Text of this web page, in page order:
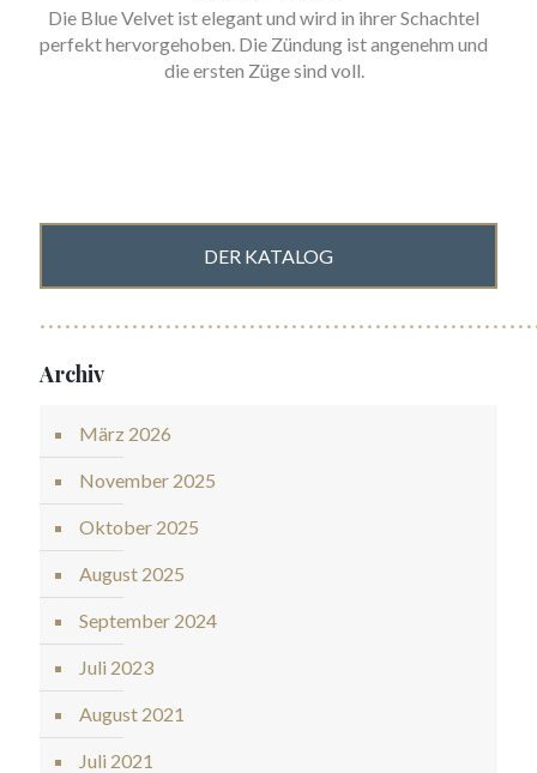
Die Blue Velvet ist elegant und wird in ihrer Schachtel
perfekt hervorgehoben. Die Zündung ist angenehm und
die ersten Züge sind voll.
DER KATALOG
Archiv
März 2026
November 2025
Oktober 2025
August 2025
September 2024
Juli 2023
August 2021
Juli 2021